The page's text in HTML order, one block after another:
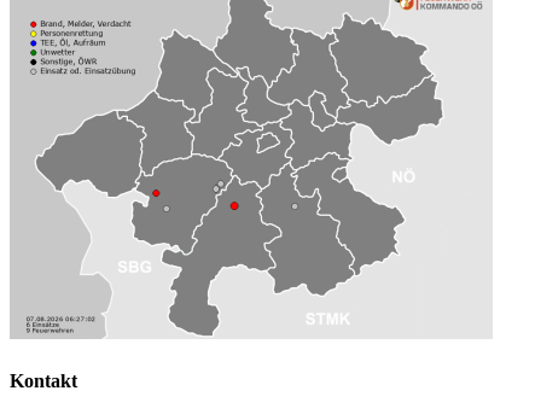
Kontakt